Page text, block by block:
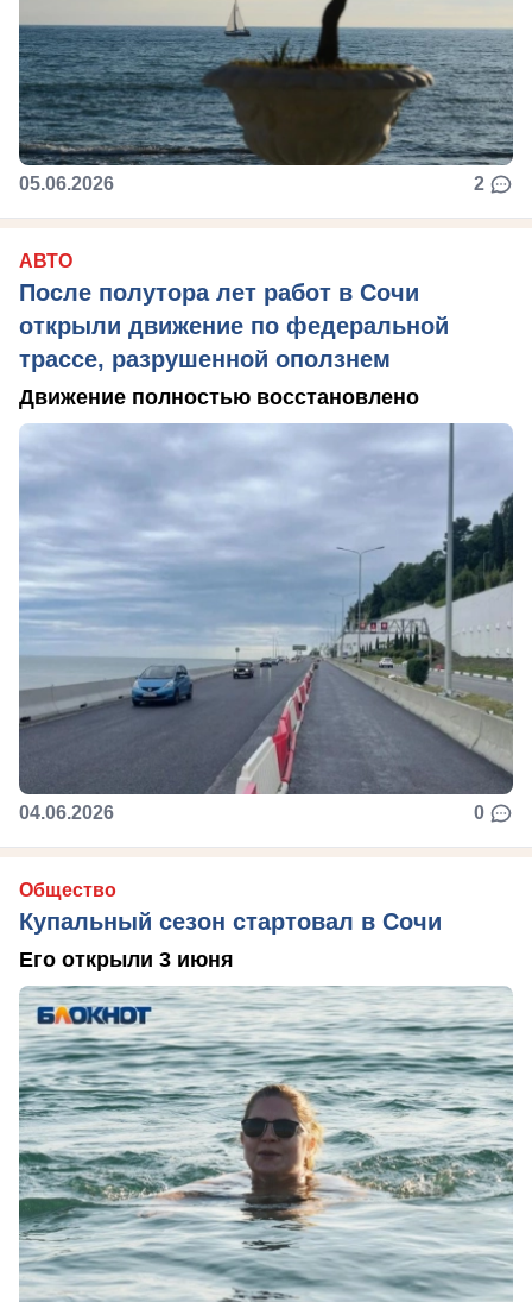
05.06.2026 2
АВТО
После полутора лет работ в Сочи
открыли движение по федеральной
трассе, разрушенной оползнем
Движение полностью восстановлено
04.06.2026 0
Общество
Купальный сезон стартовал в Сочи
Его открыли 3 июня